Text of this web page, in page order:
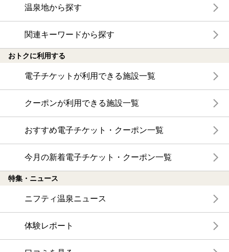
温泉地から探す
関連キーワードから探す
おトクに利用する
電子チケットが利用できる施設一覧
クーポンが利用できる施設一覧
おすすめ電子チケット・クーポン一覧
今月の新着電子チケット・クーポン一覧
特集・ニュース
ニフティ温泉ニュース
体験レポート